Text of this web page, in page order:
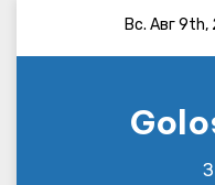
Вс. Авг 9th,